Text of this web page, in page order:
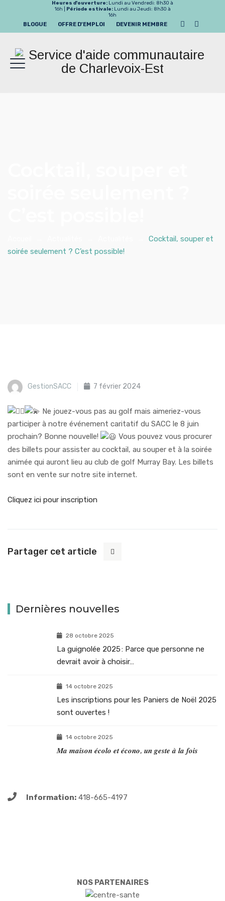
Heures d'ouverture: Lundi au Vendredi: 8h30 à
16h |
Période estivale:Lundi au Jeudi: 8h30 à
16h
BLOGUE OFFRE D'EMPLOI DEVENIR MEMBRE
Cocktail, souper et
soirée seulement ? C’est possible!
GestionSACC 7 février 2024
Ne jouez-vous pas au golf mais aimeriez-vous
participer à notre événement caritatif du SACC le 8 juin
prochain? Bonne nouvelle!
Vous pouvez vous procurer
des billets pour assister au cocktail, au souper et à la soirée
animée qui auront lieu au club de golf Murray Bay. Les billets
sont en vente sur notre site internet.
Cliquez ici pour inscription
Partager cet article
Dernières nouvelles
28 octobre 2025
La guignolée 2025 : Parce que personne ne
devrait avoir à choisir…
14 octobre 2025
Les inscriptions pour les Paniers de Noël 2025
sont ouvertes !
14 octobre 2025
𝑴𝒂 𝒎𝒂𝒊𝒔𝒐𝒏 𝒆́𝒄𝒐𝒍𝒐 𝒆𝒕 𝒆́𝒄𝒐𝒏𝒐, 𝒖𝒏 𝒈𝒆𝒔𝒕𝒆 𝒂̀ 𝒍𝒂 𝒇𝒐𝒊𝒔
Information: 418-665-4197
NOS PARTENAIRES